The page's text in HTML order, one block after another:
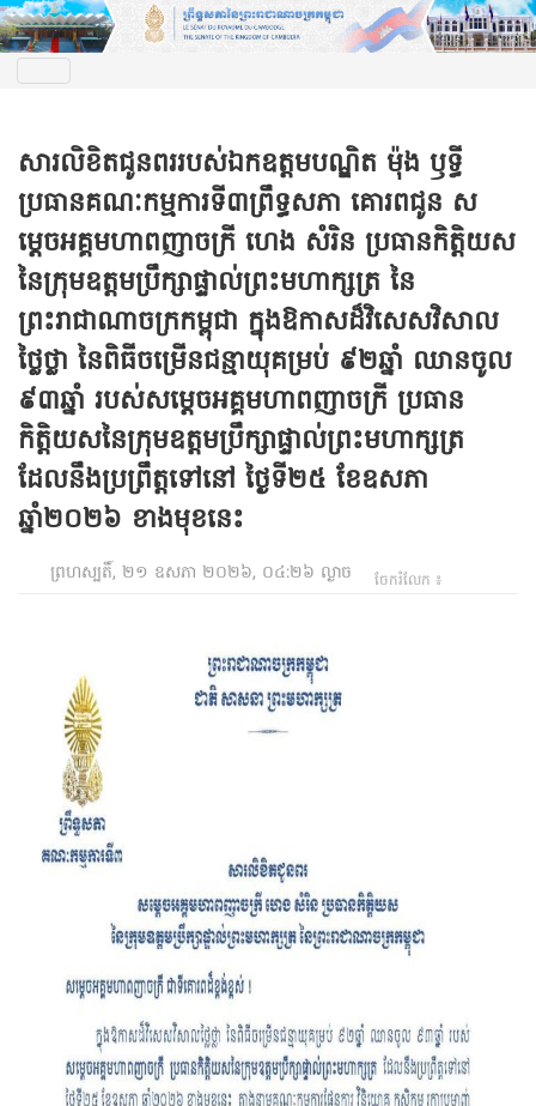
សារលិខិតជូនពររបស់ឯកឧត្តមបណ្ឌិត ម៉ុង ឫទ្ធី
ប្រធានគណៈកម្មការទី៣ព្រឹទ្ធសភា គោរពជូន ស
ម្តេចអគ្គមហាពញាចក្រី ហេង សំរិន ប្រធានកិត្តិយស
នៃក្រុមឧត្តមប្រឹក្សាផ្ទាល់ព្រះមហាក្សត្រ នៃ
ព្រះរាជាណាចក្រកម្ពុជា ក្នុងឱកាសដ៏វិសេសវិសាល
ថ្លៃថ្លា នៃពិធីចម្រើនជន្មាយុគម្រប់ ៩២ឆ្នាំ ឈានចូល
៩៣ឆ្នាំ របស់សម្តេចអគ្គមហាពញាចក្រី ប្រធាន
កិត្តិយសនៃក្រុមឧត្តមប្រឹក្សាផ្ទាល់ព្រះមហាក្សត្រ
ដែលនឹងប្រព្រឹត្តទៅនៅ ថ្ងៃទី២៥ ខែឧសភា
ឆ្នាំ២០២៦ ខាងមុខនេះ
ព្រហស្បតិ៍, ២១ ឧសភា ២០២៦, ០៤:២៦ ល្ងាច ចែករំលែក ៖